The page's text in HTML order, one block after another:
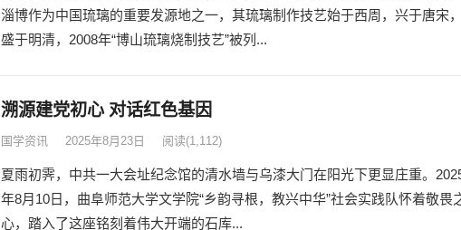
淄博作为中国琉璃的重要发源地之一，其琉璃制作技艺始于西周，兴于唐宋
盛于明清，2008年“博山琉璃烧制技艺”被列...
溯源建党初心 对话红色基因
国学资讯 2025年8月23日 阅读(1,112)
夏雨初霁，中共一大会址纪念馆的清水墙与乌漆大门在阳光下更显庄重。
年8月10日，曲阜师范大学文学院“乡韵寻根，教兴中华”社会实践队怀着敬畏
心，踏入了这座铭刻着伟大开端的石库...